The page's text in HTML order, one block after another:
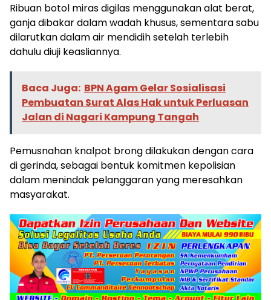
Ribuan botol miras digilas menggunakan alat berat,
ganja dibakar dalam wadah khusus, sementara sabu
dilarutkan dalam air mendidih setelah terlebih
dahulu diuji keasliannya.
Baca Juga: BPN Agam Gelar Sosialisasi
Pembuatan Surat Alas Hak untuk Perluasan
Jalan di Nagari Kampung Tangah
Pemusnahan knalpot brong dilakukan dengan cara
di gerinda, sebagai bentuk komitmen kepolisian
dalam menindak pelanggaran yang meresahkan
masyarakat.